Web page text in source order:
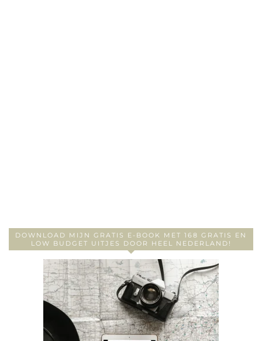
DOWNLOAD MIJN GRATIS E-BOOK MET 168 GRATIS EN
LOW BUDGET UITJES DOOR HEEL NEDERLAND!